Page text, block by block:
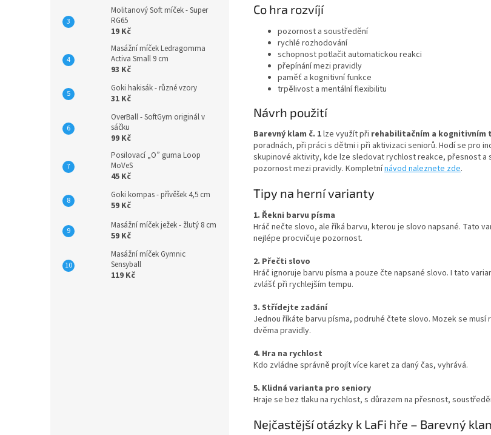
Molitanový Soft míček - Super
RG65
19 Kč
Masážní míček Ledragomma
Activa Small 9 cm
93 Kč
Goki hakisák - různé vzory
31 Kč
OverBall - SoftGym originál v
sáčku
99 Kč
Posilovací „O” guma Loop
MoVeS
45 Kč
Goki kompas - přívěšek 4,5 cm
59 Kč
Masážní míček ježek - žlutý 8 cm
59 Kč
Masážní míček Gymnic
Sensyball
119 Kč
Co hra rozvíjí
pozornost a soustředění
rychlé rozhodování
schopnost potlačit automatickou reakci
přepínání mezi pravidly
paměť a kognitivní funkce
trpělivost a mentální flexibilitu
Návrh použití
Barevný klam č. 1lze využít při rehabilitačním a kognitivním
poradnách, při práci s dětmi i při aktivizaci seniorů. Hodí se pro
skupinové aktivity, kde lze sledovat rychlost reakce, přesnost a
pozornost mezi pravidly. Kompletnínávod naleznete zde.
Tipy na herní varianty
1. Řekni barvu písma
Hráč nečte slovo, ale říká barvu, kterou je slovo napsané. Tato
nejlépe procvičuje pozornost.
2. Přečti slovo
Hráč ignoruje barvu písma a pouze čte napsané slovo. I tato
zvlášť při rychlejším tempu.
3. Střídejte zadání
Jednou říkáte barvu písma, podruhé čtete slovo. Mozek se musí
dvěma pravidly.
4. Hra na rychlost
Kdo zvládne správně projít více karet za daný čas, vyhrává.
5. Klidná varianta pro seniory
Hraje se bez tlaku na rychlost, s důrazem na přesnost,
Nejčastější otázky k LaFi hře – Barevný